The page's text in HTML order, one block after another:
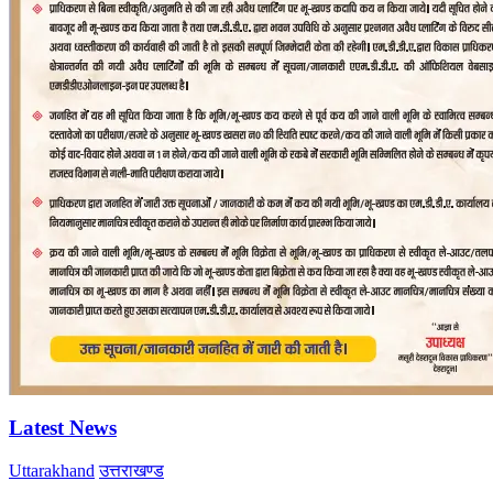
Latest News
Uttarakhand उत्तराखण्ड